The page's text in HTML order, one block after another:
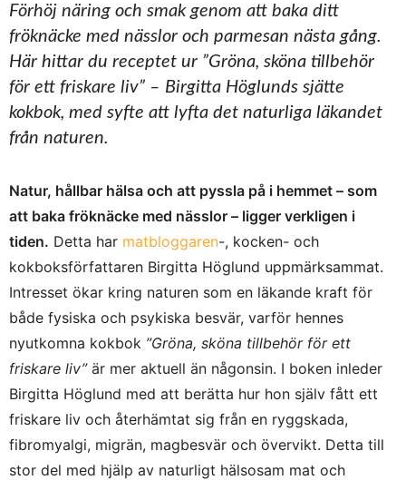
Förhöj näring och smak genom att baka ditt
fröknäcke med nässlor och parmesan nästa gång.
Här hittar du receptet ur ”Gröna, sköna tillbehör
för ett friskare liv” – Birgitta Höglunds sjätte
kokbok, med syfte att lyfta det naturliga läkandet
från naturen.
Natur, hållbar hälsa och att pyssla på i hemmet – som
att baka fröknäcke med nässlor – ligger verkligen i
tiden. Detta har matbloggaren-, kocken- och
kokboksförfattaren Birgitta Höglund uppmärksammat.
Intresset ökar kring naturen som en läkande kraft för
både fysiska och psykiska besvär, varför hennes
nyutkomna kokbok ”Gröna, sköna tillbehör för ett
friskare liv”är mer aktuell än någonsin. I boken inleder
Birgitta Höglund med att berätta hur hon själv fått ett
friskare liv och återhämtat sig från en ryggskada,
fibromyalgi, migrän, magbesvär och övervikt. Detta till
stor del med hjälp av naturligt hälsosam mat och